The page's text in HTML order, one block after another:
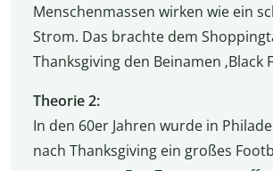
Menschenmassen wirken wie ein
Strom. Das brachte dem
Thanksgiving den Beinamen ‚Black
Theorie 2:
In den 60er Jahren wurde in
nach Thanksgiving ein großes